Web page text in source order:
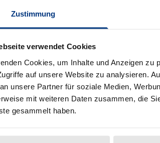
Zustimmung
verwendet Cookies
Cookies, um Inhalte und Anzeigen
auf unsere Website zu analysieren.
unsere Partner für soziale Medien,
mit weiteren Daten zusammen, die
gesammelt haben.
In den
stellt nach wie vor für die
mit dem Ziel der Verbesserung